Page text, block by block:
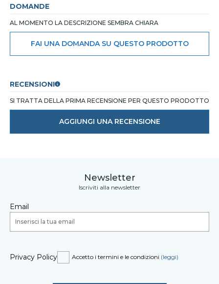
DOMANDE
AL MOMENTO LA DESCRIZIONE SEMBRA CHIARA
FAI UNA DOMANDA SU QUESTO PRODOTTO
RECENSIONI
SI TRATTA DELLA PRIMA RECENSIONE PER QUESTO PRODOTTO
AGGIUNGI UNA RECENSIONE
Newsletter
Iscriviti alla newsletter
Email
Privacy Policy Accetto i termini e le condizioni (leggi)